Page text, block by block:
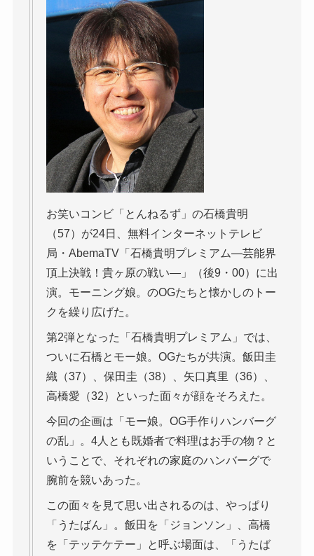
お笑いコンビ「とんねるず」の石橋貴明
（57）が24日、無料インターネットテレビ
局・AbemaTV「石橋貴明プレミアム―芸能界
頂上決戦！貴ヶ原の戦い―」（後9・00）に出
演。モーニング娘。のOGたちと懐かしのトー
クを繰り広げた。
第2弾となった「石橋貴明プレミアム」では、
ついに石橋とモー娘。OGたちが共演。飯田圭
織（37）、保田圭（38）、矢口真里（36）、
高橋愛（32）といった面々が顔をそろえた。
今回の企画は「モー娘。OG手作りハンバーグ
の乱」。4人とも既婚者で料理はお手の物？と
いうことで、それぞれの家庭のハンバーグで
腕前を競いあった。
この面々を見て思い出されるのは、やっぱり
「うたばん」。飯田を「ジョンソン」、高橋
を「テッテケテー」と呼ぶ場面は、「うたば